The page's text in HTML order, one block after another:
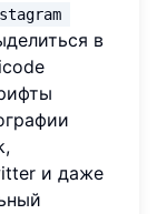
в
и даже